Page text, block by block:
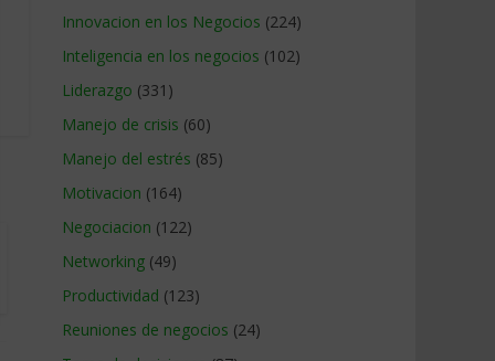
Innovacion en los Negocios (224)
Inteligencia en los negocios (102)
Liderazgo (331)
Manejo de crisis (60)
Manejo del estrés (85)
Motivacion (164)
Negociacion (122)
Networking (49)
Productividad (123)
Reuniones de negocios (24)